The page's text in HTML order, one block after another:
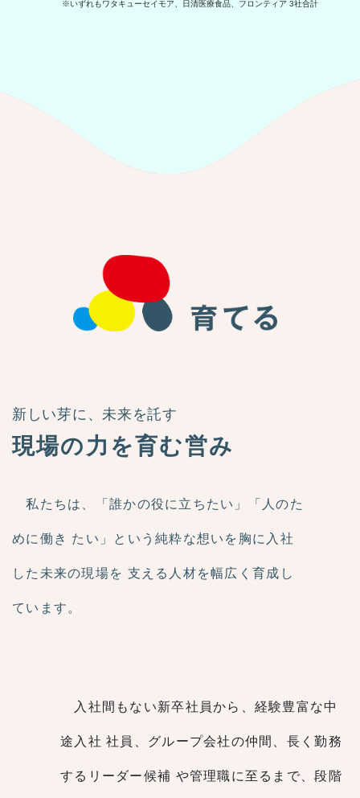
※いずれもワタキューセイモア、日清医療食品、フロンティア 3社合計
新しい芽に、未来を託す
現場の力を育む営み
私たちは、「誰かの役に立ちたい」「人のた
めに働き たい」という純粋な想いを胸に入社
した未来の現場を 支える人材を幅広く育成し
ています。
入社間もない新卒社員から、経験豊富な中
途入社 社員、グループ会社の仲間、長く勤務
するリーダー候補 や管理職に至るまで、段階